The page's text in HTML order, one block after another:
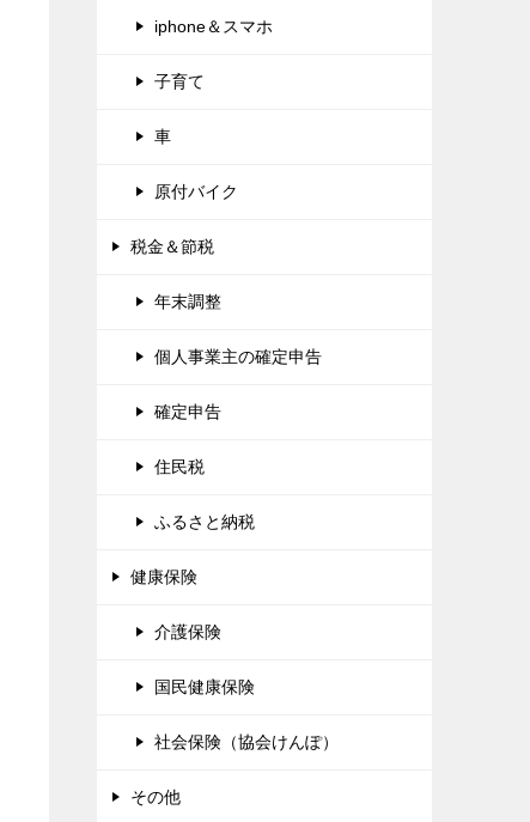
iphone＆スマホ
子育て
車
原付バイク
税金＆節税
年末調整
個人事業主の確定申告
確定申告
住民税
ふるさと納税
健康保険
介護保険
国民健康保険
社会保険（協会けんぽ）
その他